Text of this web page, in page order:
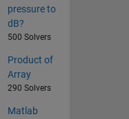
pressure to
dB?
500 Solvers
Product of
Array
290 Solvers
Matlab